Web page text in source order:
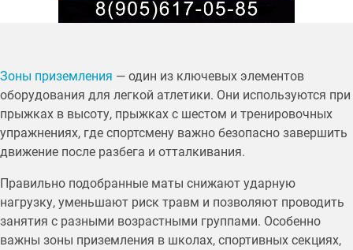
Зоны приземления — один из ключевых элементов
оборудования для легкой атлетики. Они используются при
прыжках в высоту, прыжках с шестом и тренировочных
упражнениях, где спортсмену важно безопасно завершить
движение после разбега и отталкивания.
Правильно подобранные маты снижают ударную
нагрузку, уменьшают риск травм и позволяют проводить
занятия с разными возрастными группами. Особенно
важны зоны приземления в школах, спортивных секциях,